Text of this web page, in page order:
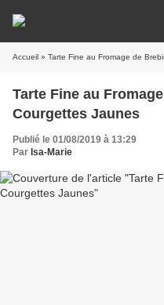
Accueil » Tarte Fine au Fromage de
Tarte Fine au
Courgettes Jaunes
Publié le 01/08/2019 à 13:29
Par Isa-Marie